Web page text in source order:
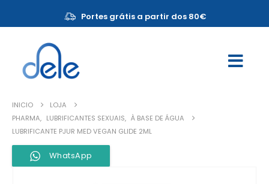
Portes grátis a partir dos 80€
INICIO
LOJA
PHARMA, LUBRIFICANTES SEXUAIS, À BASE DE ÁGUA
LUBRIFICANTE PJUR MED VEGAN GLIDE 2ML
WhatsApp